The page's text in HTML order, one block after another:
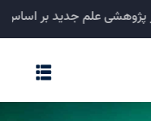
مرکز پژوهشی علم جدید بر
خانه